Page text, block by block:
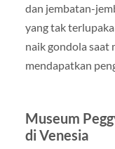
dan jembatan-
yang tak
naik gondola
mendapatkan
Museum
di Venesia